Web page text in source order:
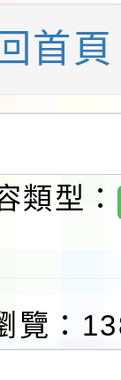
觀特色
畫」
白海豚
課程
年度
播委員
演習－
線上
首頁
類型：
覽：